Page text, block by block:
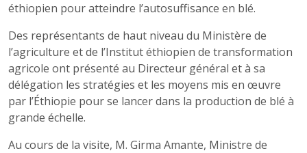
éthiopien pour atteindre l’autosuffisance en blé.
Des représentants de haut niveau du Ministère de
l’agriculture et de l’Institut éthiopien de transformation
agricole ont présenté au Directeur général et à sa
délégation les stratégies et les moyens mis en œuvre
par l’Éthiopie pour se lancer dans la production de blé à
grande échelle.
Au cours de la visite, M. Girma Amante, Ministre de